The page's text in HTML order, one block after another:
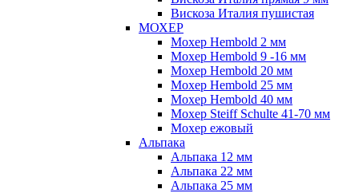
Вискоза Италия пушистая
МОХЕР
Мохер Hembold 2 мм
Мохер Hembold 9 -16 мм
Мохер Hembold 20 мм
Мохер Hembold 25 мм
Мохер Hembold 40 мм
Мохер Steiff Schulte 41-70 мм
Мохер ежовый
Альпака
Альпака 12 мм
Альпака 22 мм
Альпака 25 мм